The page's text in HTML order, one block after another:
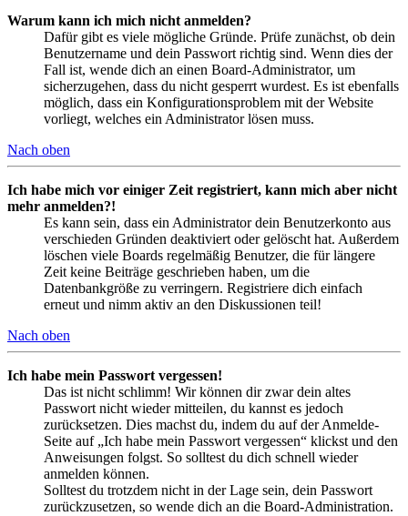
Warum kann ich mich nicht anmelden?
Dafür gibt es viele mögliche Gründe. Prüfe zunächst, ob dein
Benutzername und dein Passwort richtig sind. Wenn dies der
Fall ist, wende dich an einen Board-Administrator, um
sicherzugehen, dass du nicht gesperrt wurdest. Es ist ebenfalls
möglich, dass ein Konfigurationsproblem mit der Website
vorliegt, welches ein Administrator lösen muss.
Nach oben
Ich habe mich vor einiger Zeit registriert, kann mich aber nicht
mehr anmelden?!
Es kann sein, dass ein Administrator dein Benutzerkonto aus
verschieden Gründen deaktiviert oder gelöscht hat. Außerdem
löschen viele Boards regelmäßig Benutzer, die für längere
Zeit keine Beiträge geschrieben haben, um die
Datenbankgröße zu verringern. Registriere dich einfach
erneut und nimm aktiv an den Diskussionen teil!
Nach oben
Ich habe mein Passwort vergessen!
Das ist nicht schlimm! Wir können dir zwar dein altes
Passwort nicht wieder mitteilen, du kannst es jedoch
zurücksetzen. Dies machst du, indem du auf der Anmelde-
Seite auf „Ich habe mein Passwort vergessen“ klickst und den
Anweisungen folgst. So solltest du dich schnell wieder
anmelden können.
Solltest du trotzdem nicht in der Lage sein, dein Passwort
zurückzusetzen, so wende dich an die Board-Administration.